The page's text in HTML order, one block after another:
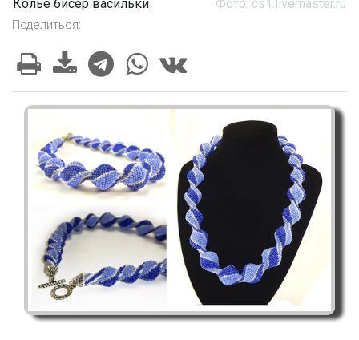
Колье бисер васильки Фото: cs1.livemaster.ru
Поделиться: